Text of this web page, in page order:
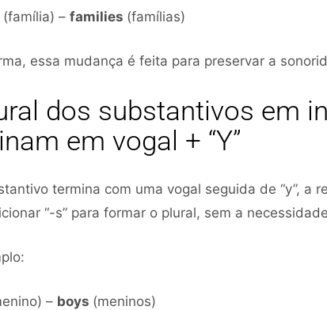
(família) – families (famílias)
essa mudança é feita para preservar a
dos substantivos em
em vogal + “Y”
termina com uma vogal seguida de “y”, a
“-s” para formar o plural, sem a
– boys (meninos)